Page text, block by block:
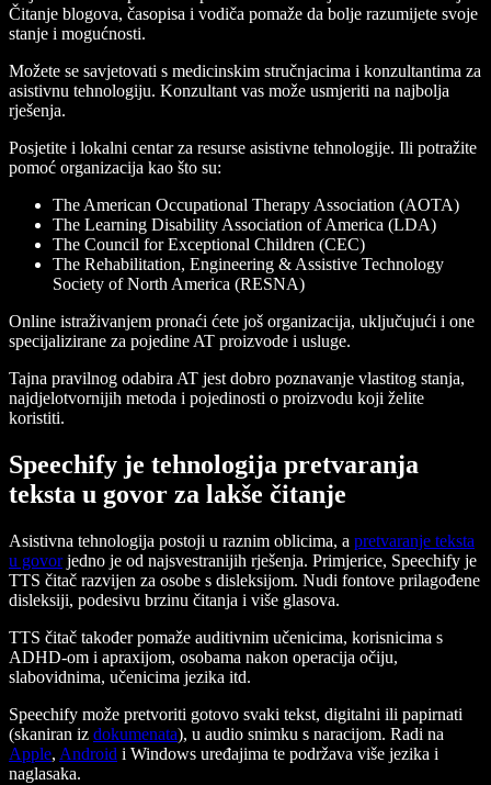
Čitanje blogova, časopisa i vodiča pomaže da bolje razumijete svoje
stanje i mogućnosti.
Možete se savjetovati s medicinskim stručnjacima i konzultantima za
asistivnu tehnologiju. Konzultant vas može usmjeriti na najbolja
rješenja.
Posjetite i lokalni centar za resurse asistivne tehnologije. Ili potražite
pomoć organizacija kao što su:
The American Occupational Therapy Association (AOTA)
The Learning Disability Association of America (LDA)
The Council for Exceptional Children (CEC)
The Rehabilitation, Engineering & Assistive Technology
Society of North America (RESNA)
Online istraživanjem pronaći ćete još organizacija, uključujući i one
specijalizirane za pojedine AT proizvode i usluge.
Tajna pravilnog odabira AT jest dobro poznavanje vlastitog stanja,
najdjelotvornijih metoda i pojedinosti o proizvodu koji želite
koristiti.
Speechify je tehnologija pretvaranja
teksta u govor za lakše čitanje
Asistivna tehnologija postoji u raznim oblicima, a pretvaranje teksta
u govorjedno je od najsvestranijih rješenja. Primjerice, Speechify je
TTS čitač razvijen za osobe s disleksijom. Nudi fontove prilagođene
disleksiji, podesivu brzinu čitanja i više glasova.
TTS čitač također pomaže auditivnim učenicima, korisnicima s
ADHD-om i apraxijom, osobama nakon operacija očiju,
slabovidnima, učenicima jezika itd.
Speechify može pretvoriti gotovo svaki tekst, digitalni ili papirnati
(skaniran iz dokumenata), u audio snimku s naracijom. Radi na
Apple, Android i Windows uređajima te podržava više jezika i
naglasaka.